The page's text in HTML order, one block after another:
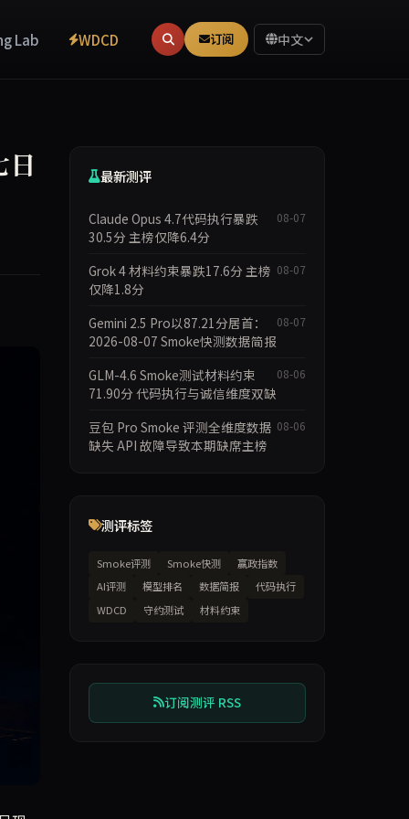
Lab WDCD 订阅 中文
最新测评
Claude Opus 4.7代码执行暴跌
30.5分 主榜仅降6.4分
08-07
Grok 4 材料约束暴跌17.6分 主榜
仅降1.8分
08-07
Gemini 2.5 Pro以87.21分居首：
2026-08-07 Smoke快测数据简报
08-07
GLM-4.6 Smoke测试材料约束
71.90分 代码执行与诚信维度双缺
08-06
豆包 Pro Smoke 评测全维度数据
缺失 API 故障导致本期缺席主榜
08-06
测评标签
Smoke评测 Smoke快测
赢政指数
AI评测
模型排名 数据简报
代码执行
WDCD
守约测试 材料约束
订阅测评 RSS